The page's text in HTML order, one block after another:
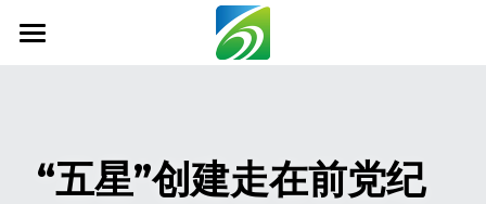
新闻资讯
“五星”创建走在前党纪